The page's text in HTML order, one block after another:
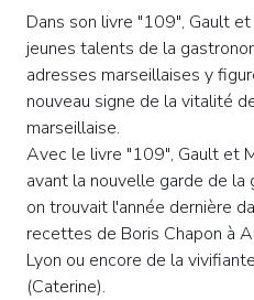
Dans son livre "109", Gault
jeunes talents de la
adresses marseillaises y
nouveau signe de la vitalité
marseillaise.
Avec le livre "109", Gault et
avant la nouvelle garde de la
on trouvait l'année dernière
recettes de Boris Chapon à
Lyon ou encore de la
(Caterine).